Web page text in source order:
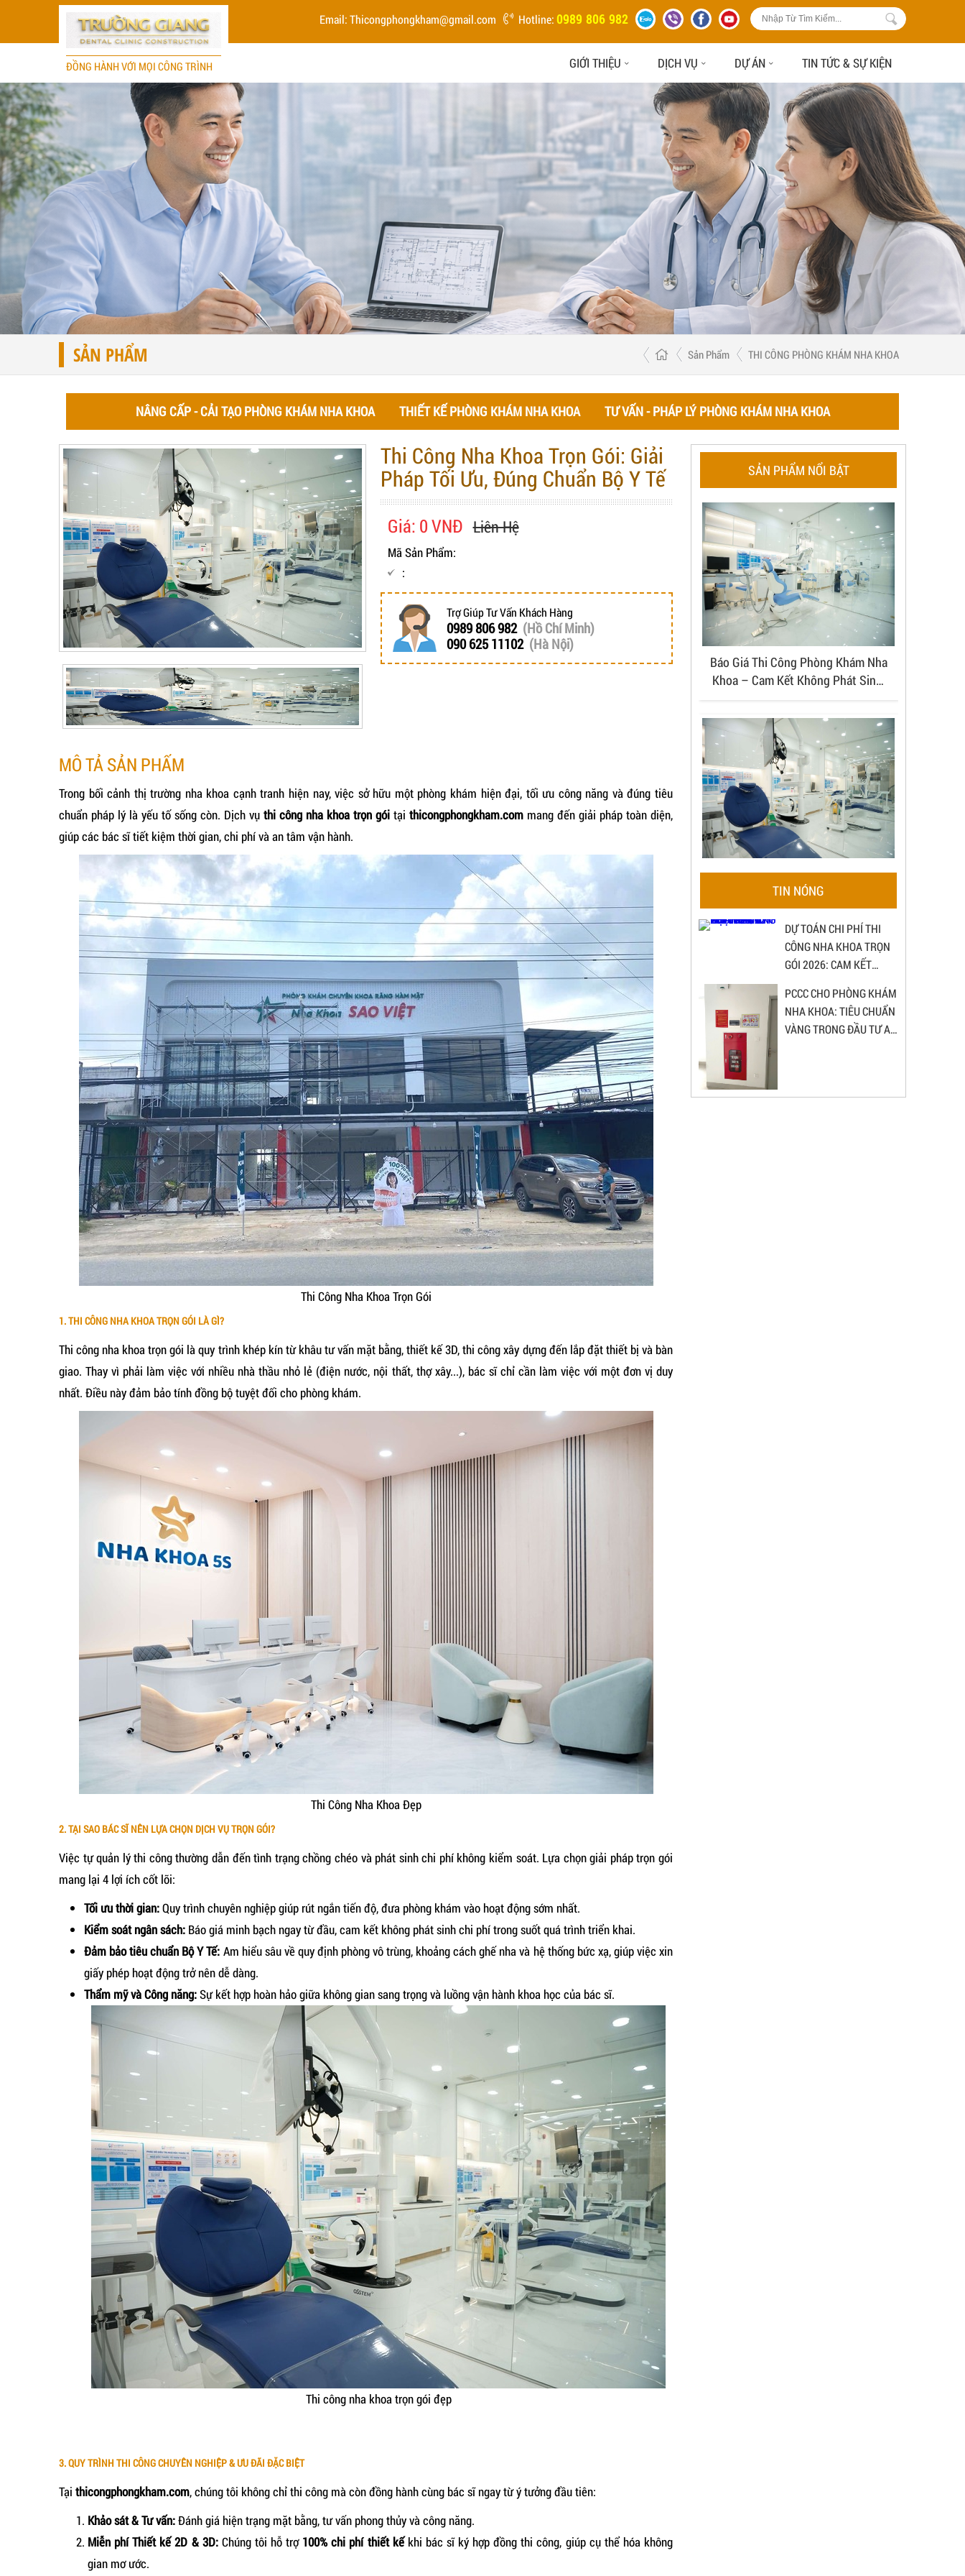
Email:Thicongphongkham@gmail.com Hotline:0989 806 982
ĐỒNG HÀNH VỚI MỌI CÔNG TRÌNH GIỚI THIỆU DỊCH VỤ DỰ ÁN TIN TỨC & SỰ KIỆN
SẢN PHẨM Sản Phẩm THI CÔNG PHÒNG KHÁM NHA KHOA
NÂNG CẤP - CẢI TẠO PHÒNG KHÁM NHA KHOA THIẾT KẾ PHÒNG KHÁM NHA KHOA TƯ VẤN - PHÁP LÝ PHÒNG KHÁM NHA KHOA
Thi Công Nha Khoa Trọn Gói: Giải
Pháp Tối Ưu, Đúng Chuẩn Bộ Y Tế
Giá: 0 VNĐ Liên Hệ
Mã Sản Phẩm:
:
Trợ Giúp Tư Vấn Khách Hàng
0989 806 982 (Hồ Chí Minh)
090 625 11102 (Hà Nội)
MÔ TẢ SẢN PHẨM
Trong bối cảnh thị trường nha khoa cạnh tranh hiện nay, việc sở hữu một phòng khám hiện đại, tối ưu công năng và đúng tiêu
chuẩn pháp lý là yếu tố sống còn. Dịch vụ thi công nha khoa trọn gói tại thicongphongkham.com mang đến giải pháp toàn diện,
giúp các bác sĩ tiết kiệm thời gian, chi phí và an tâm vận hành.
Thi Công Nha Khoa Trọn Gói
1. THI CÔNG NHA KHOA TRỌN GÓI LÀ GÌ?
Thi công nha khoa trọn gói là quy trình khép kín từ khâu tư vấn mặt bằng, thiết kế 3D, thi công xây dựng đến lắp đặt thiết bị và bàn
giao. Thay vì phải làm việc với nhiều nhà thầu nhỏ lẻ (điện nước, nội thất, thợ xây...), bác sĩ chỉ cần làm việc với một đơn vị duy
nhất. Điều này đảm bảo tính đồng bộ tuyệt đối cho phòng khám.
Thi Công Nha Khoa Đẹp
2. TẠI SAO BÁC SĨ NÊN LỰA CHỌN DỊCH VỤ TRỌN GÓI?
Việc tự quản lý thi công thường dẫn đến tình trạng chồng chéo và phát sinh chi phí không kiểm soát. Lựa chọn giải pháp trọn gói
mang lại 4 lợi ích cốt lõi:
Tối ưu thời gian:Quy trình chuyên nghiệp giúp rút ngắn tiến độ, đưa phòng khám vào hoạt động sớm nhất.
Kiểm soát ngân sách: Báo giá minh bạch ngay từ đầu, cam kết không phát sinh chi phí trong suốt quá trình triển khai.
Đảm bảo tiêu chuẩn Bộ Y Tế: Am hiểu sâu về quy định phòng vô trùng, khoảng cách ghế nha và hệ thống bức xạ, giúp việc xin
giấy phép hoạt động trở nên dễ dàng.
Thẩm mỹ và Công năng:Sự kết hợp hoàn hảo giữa không gian sang trọng và luồng vận hành khoa học của bác sĩ.
Thi công nha khoa trọn gói đẹp
3. QUY TRÌNH THI CÔNG CHUYÊN NGHIỆP & ƯU ĐÃI ĐẶC BIỆT
Tại thicongphongkham.com, chúng tôi không chỉ thi công mà còn đồng hành cùng bác sĩ ngay từ ý tưởng đầu tiên:
Khảo sát & Tư vấn:Đánh giá hiện trạng mặt bằng, tư vấn phong thủy và công năng.
Miễn phí Thiết kế 2D & 3D:Chúng tôi hỗ trợ 100% chi phí thiết kếkhi bác sĩ ký hợp đồng thi công, giúp cụ thể hóa không
gian mơ ước.
SẢN PHẨM NỔI BẬT
Báo Giá Thi Công Phòng Khám Nha
Khoa – Cam Kết Không Phát Sinh,
Thi Công Nha Khoa Trọn Gói: Giải
Pháp Tối Ưu, Đúng Chuẩn Bộ Y Tế
Sửa Chữa Phòng Vô Trùng Nha
TIN NÓNG
DỰ TOÁN CHI PHÍ THI
CÔNG NHA KHOA TRỌN
GÓI 2026: CAM KẾT
PCCC CHO PHÒNG KHÁM
NHA KHOA: TIÊU CHUẨN
VÀNG TRONG ĐẦU TƯ AN